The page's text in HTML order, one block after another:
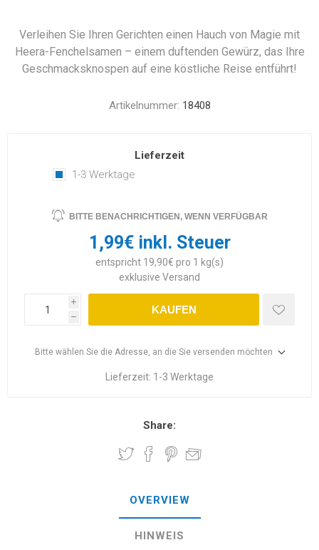
Verleihen Sie Ihren Gerichten einen Hauch von Magie mit
Heera-Fenchelsamen – einem duftenden Gewürz, das Ihre
Geschmacksknospen auf eine köstliche Reise entführt!
Artikelnummer: 18408
Lieferzeit
1-3 Werktage
BITTE BENACHRICHTIGEN, WENN VERFÜGBAR
1,99€ inkl. Steuer
entspricht 19,90€ pro 1 kg(s)
exklusive Versand
i
h
KAUFEN
Bitte wählen Sie die Adresse, an die Sie versenden möchten
Lieferzeit: 1-3 Werktage
Share:
OVERVIEW
HINWEIS